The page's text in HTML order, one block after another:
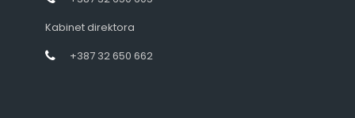
Kabinet direktora
+387 32 650 662